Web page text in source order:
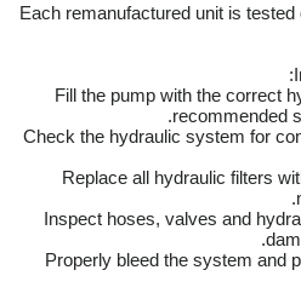
Each remanufactured unit is
– Fill the pump with the correct
recommended
– Check the hydraulic system for
– Replace all hydraulic filters
– Inspect hoses, valves and
– Properly bleed the system and